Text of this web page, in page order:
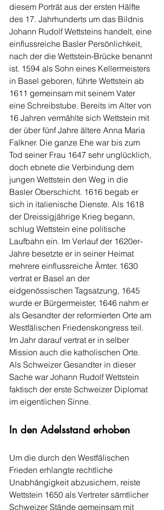
diesem Porträt aus der ersten Hälfte
des 17. Jahrhunderts um das Bildnis
Johann Rudolf Wettsteins handelt, eine
einflussreiche Basler Persönlichkeit,
nach der die Wettstein-Brücke benannt
ist. 1594 als Sohn eines Kellermeisters
in Basel geboren, führte Wettstein ab
1611 gemeinsam mit seinem Vater
eine Schreibstube. Bereits im Alter von
16 Jahren vermählte sich Wettstein mit
der über fünf Jahre ältere Anna Maria
Falkner. Die ganze Ehe war bis zum
Tod seiner Frau 1647 sehr unglücklich,
doch ebnete die Verbindung dem
jungen Wettstein den Weg in die
Basler Oberschicht. 1616 begab er
sich in italienische Dienste. Als 1618
der Dreissigjährige Krieg begann,
schlug Wettstein eine politische
Laufbahn ein. Im Verlauf der 1620er-
Jahre besetzte er in seiner Heimat
mehrere einflussreiche Ämter. 1630
vertrat er Basel an der
eidgenössischen Tagsatzung, 1645
wurde er Bürgermeister, 1646 nahm er
als Gesandter der reformierten Orte am
Westfälischen Friedenskongress teil.
Im Jahr darauf vertrat er in selber
Mission auch die katholischen Orte.
Als Schweizer Gesandter in dieser
Sache war Johann Rudolf Wettstein
faktisch der erste Schweizer Diplomat
im eigentlichen Sinne.
In den Adelsstand erhoben
Um die durch den Westfälischen
Frieden erhlangte rechtliche
Unabhängigkeit abzusichern, reiste
Wettstein 1650 als Vertreter sämtlicher
Schweizer Stände gemeinsam mit